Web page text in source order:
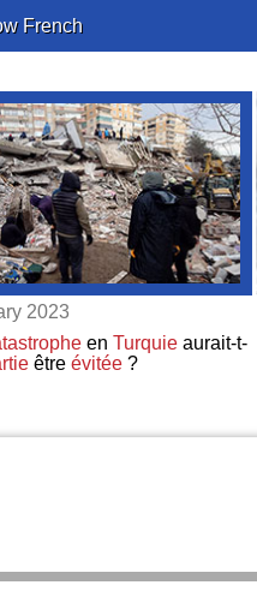
French
2023
en Turquieaurait-t-
être évitée?